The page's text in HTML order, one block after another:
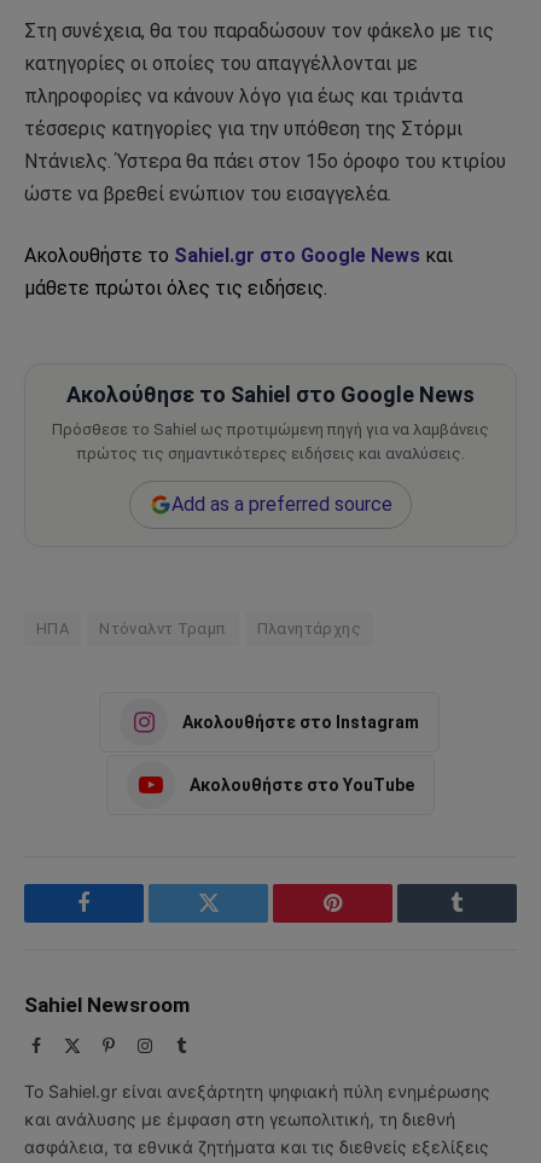
Στη συνέχεια, θα του παραδώσουν τον φάκελο με τις
κατηγορίες οι οποίες του απαγγέλλονται με
πληροφορίες να κάνουν λόγο για έως και τριάντα
τέσσερις κατηγορίες για την υπόθεση της Στόρμι
Ντάνιελς. Ύστερα θα πάει στον 15ο όροφο του κτιρίου
ώστε να βρεθεί ενώπιον του εισαγγελέα.
Ακολουθήστε το Sahiel.gr στο Google News και
μάθετε πρώτοι όλες τις ειδήσεις.
Ακολούθησε το Sahiel στο Google News
Πρόσθεσε το Sahiel ως προτιμώμενη πηγή για να λαμβάνεις
πρώτος τις σημαντικότερες ειδήσεις και αναλύσεις.
Add as a preferred source
ΗΠΑ Ντόναλντ Τραμπ Πλανητάρχης
Ακολουθήστε στο Instagram
Ακολουθήστε στο YouTube
Facebook Twitter Pinterest Tumblr
Sahiel Newsroom
Facebook PinterestInstagram
Tumblr
Το Sahiel.gr είναι ανεξάρτητη ψηφιακή πύλη ενημέρωσης
και ανάλυσης με έμφαση στη γεωπολιτική, τη διεθνή
ασφάλεια, τα εθνικά ζητήματα και τις διεθνείς εξελίξεις